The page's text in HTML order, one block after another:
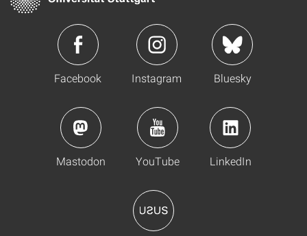
Facebook Instagram Bluesky
Mastodon YouTube LinkedIn